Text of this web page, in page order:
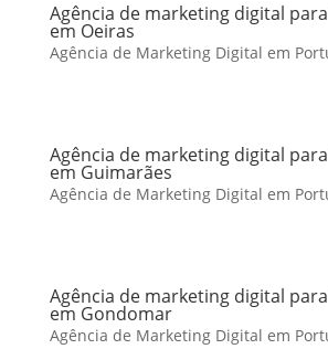
Agência de marketing digital
em Oeiras
Agência de Marketing Digital em
Agência de marketing digital
em Guimarães
Agência de Marketing Digital em
Agência de marketing digital
em Gondomar
Agência de Marketing Digital em